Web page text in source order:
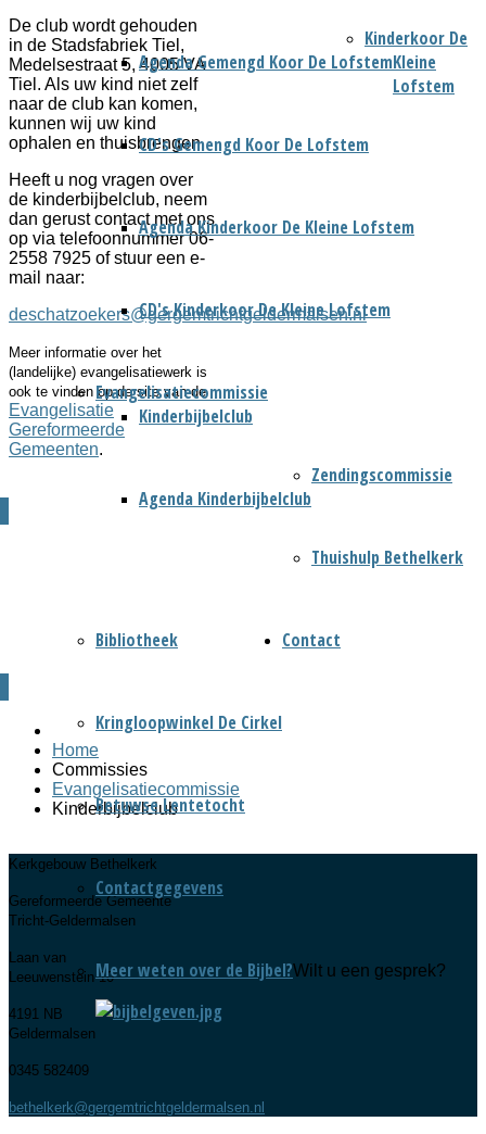
Agenda Gemengd Koor De Lofstem
CD's Gemengd Koor De Lofstem
Kinderkoor De
Kleine
Lofstem
Agenda Kinderkoor De Kleine Lofstem
CD's Kinderkoor De Kleine Lofstem
Evangelisatiecommissie
Kinderbijbelclub
Agenda Kinderbijbelclub
Zendingscommissie
Thuishulp Bethelkerk
Bibliotheek
Kringloopwinkel De Cirkel
Betuwse Lentetocht
Contact
Contactgegevens
Meer weten over de Bijbel?Wilt u een gesprek?
De club wordt gehouden
in de Stadsfabriek Tiel,
Medelsestraat 5, 4005 VA
Tiel. Als uw kind niet zelf
naar de club kan komen,
kunnen wij uw kind
ophalen en thuisbrengen.
Heeft u nog vragen over
de kinderbijbelclub, neem
dan gerust contact met ons
op via telefoonnummer 06-
2558 7925 of stuur een e-
mail naar:
deschatzoekers@gergemtrichtgeldermalsen.nl
Meer informatie over het
(landelijke) evangelisatiewerk is
ook te vinden op de site van de
Evangelisatie
Gereformeerde
Gemeenten.
Home
Commissies
Evangelisatiecommissie
Kinderbijbelclub
Kerkgebouw Bethelkerk
Gereformeerde Gemeente
Tricht-Geldermalsen
Laan van
Leeuwenstein 10
4191 NB
Geldermalsen
0345 582409
bethelkerk@gergemtrichtgeldermalsen.nl